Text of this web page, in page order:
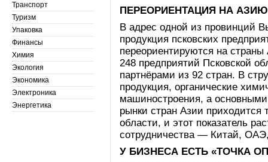
ПЕРЕОРИЕНТАЦИЯ НА АЗИЮ
В адрес одной из провинций
продукция псковских
переориентируются на
248 предприятий Псковской
партнёрами из 92 стран. В
продукция, органические
машиностроения, а
рынки стран Азии приходится
области, и этот показатель
сотрудничества — Китай,
У БИЗНЕСА ЕСТЬ «ТОЧКА
Транспорт
Туризм
Упаковка
Финансы
Химия
Экология
Экономика
Электроника
Энергетика